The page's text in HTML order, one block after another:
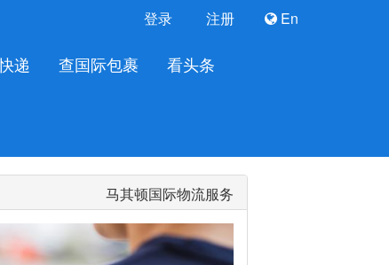
登录 注册 En
递 查国际包裹 看头条
马其顿国际物流服务